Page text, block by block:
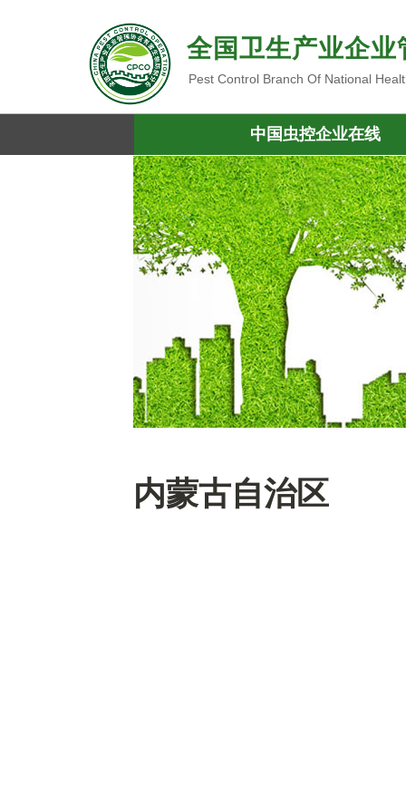
全国卫生产业企
Pest Control Branch Of National
中国虫控企业在线
内蒙古自治区